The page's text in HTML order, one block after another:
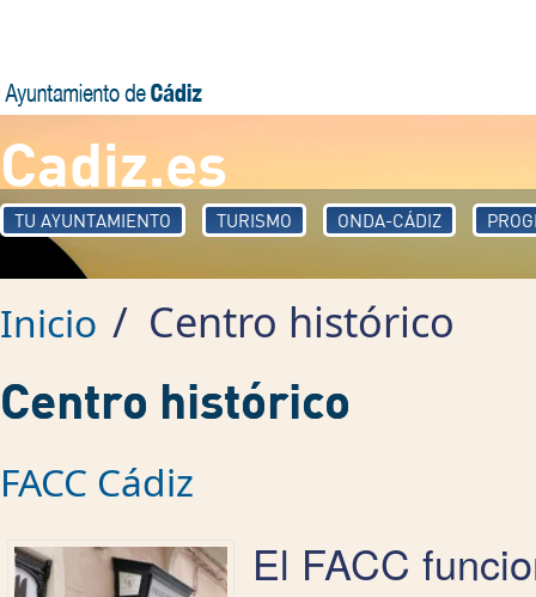
Cadiz.es
TU AYUNTAMIENTO TURISMO ONDA-CÁDIZ
Inicio / Centro histórico
Centro histórico
FACC Cádiz
El FACC